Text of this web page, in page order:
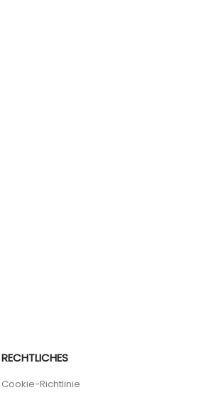
RECHTLICHES
Cookie-Richtlinie